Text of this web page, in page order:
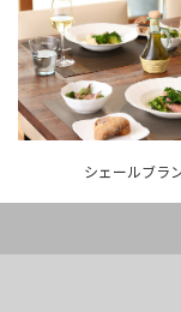
シェールブラ